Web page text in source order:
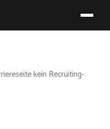
kein Recruiting-